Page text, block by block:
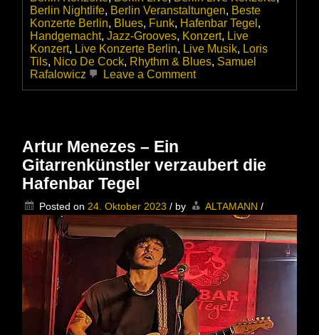
Berlin Nightlife, Berlin Veranstaltungen, Beste
Konzerte Berlin, Blues, Funk, Hafenbar Tegel ,
Handgemacht, Jazz-Grooves, Konzert, Live
Konzert, Live Konzerte Berlin, Live Musik, Loris
Tils, Nico De Cock, Rhythm & Blues, Samuel
Rafalowicz
Leave a Commenton
er
Hafenbar
Tegel
ein
Top-
Konzert
ab.
Nun
hat
der
ALTAMANN
die
Artur Menezes – Ein
Gitarrenkünstler verzaubert die
Hafenbar Tegel
Posted on 24. Oktober 2023 / by ALTAMANN /